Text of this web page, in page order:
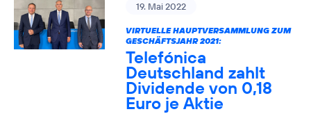
19. Mai 2022
VIRTUELLE HAUPTVERSAMMLUNG ZUM
GESCHÄFTSJAHR 2021:
Telefónica
Deutschland zahlt
Dividende von 0,18
Euro je Aktie